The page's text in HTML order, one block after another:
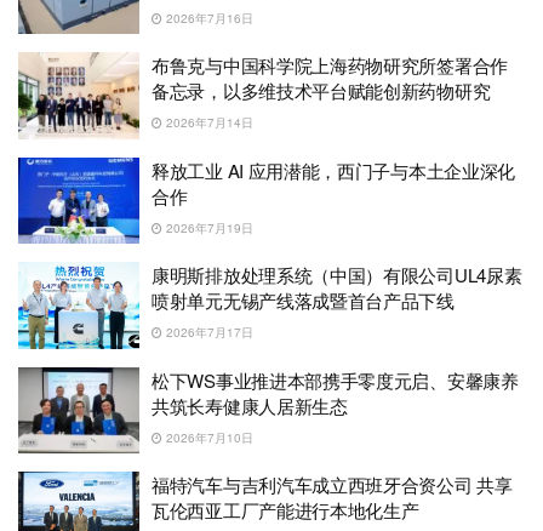
2026年7月16日
布鲁克与中国科学院上海药物研究所签署合作
备忘录，以多维技术平台赋能创新药物研究
2026年7月14日
释放工业 AI 应用潜能，西门子与本土企业深化
合作
2026年7月19日
康明斯排放处理系统（中国）有限公司UL4尿素
喷射单元无锡产线落成暨首台产品下线
2026年7月17日
松下WS事业推进本部携手零度元启、安馨康养
共筑长寿健康人居新生态
2026年7月10日
福特汽车与吉利汽车成立西班牙合资公司 共享
瓦伦西亚工厂产能进行本地化生产